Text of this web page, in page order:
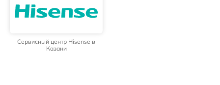
Сервисный центр Hisense в
Казани